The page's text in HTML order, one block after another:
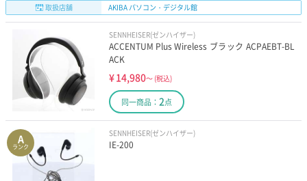
取扱店舗
AKIBA パソコン・デジタル館
SENNHEISER(ゼンハイザー)
ACCENTUM Plus Wireless ブラック ACPAEBT-BL
ACK
¥14,980～ (税込)
同一商品： 2点
A
ランク
SENNHEISER(ゼンハイザー)
IE-200